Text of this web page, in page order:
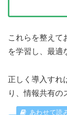
これらを整えて
を学習し、最適
正しく導入すれ
り、情報共有の